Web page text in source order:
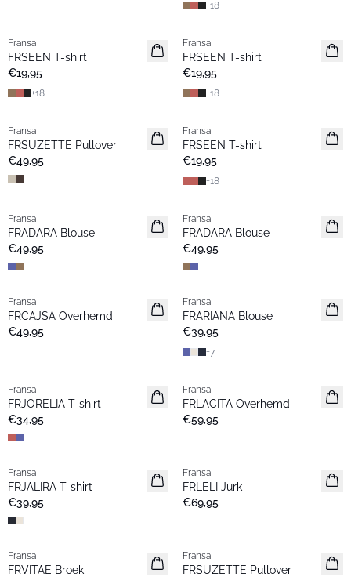
+18
Nieuw
Fransa
FRSEEN T-shirt
€19,95
+18
Nieuw
Fransa
FRSEEN T-shirt
€19,95
+18
Nieuw
Fransa
FRSUZETTE Pullover
€49,95
Nieuw
Fransa
FRSEEN T-shirt
€19,95
+18
Nieuw
Fransa
FRADARA Blouse
€49,95
Nieuw
Fransa
FRADARA Blouse
€49,95
Nieuw
Fransa
FRCAJSA Overhemd
€49,95
Nieuw
Fransa
FRARIANA Blouse
€39,95
+7
Nieuw
Fransa
FRJORELIA T-shirt
€34,95
Nieuw
Fransa
FRLACITA Overhemd
€59,95
Nieuw
Fransa
FRJALIRA T-shirt
€39,95
Nieuw
Fransa
FRLELI Jurk
€69,95
Nieuw
Fransa
FRVITAE Broek
Nieuw
Fransa
FRSUZETTE Pullover